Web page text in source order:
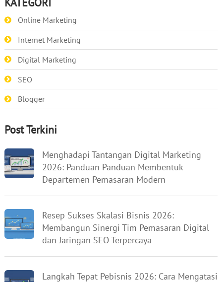
Online Marketing
Internet Marketing
Digital Marketing
SEO
Blogger
Post Terkini
Menghadapi Tantangan Digital Marketing
2026: Panduan Panduan Membentuk
Departemen Pemasaran Modern
Resep Sukses Skalasi Bisnis 2026:
Membangun Sinergi Tim Pemasaran Digital
dan Jaringan SEO Terpercaya
Langkah Tepat Pebisnis 2026: Cara Mengatasi